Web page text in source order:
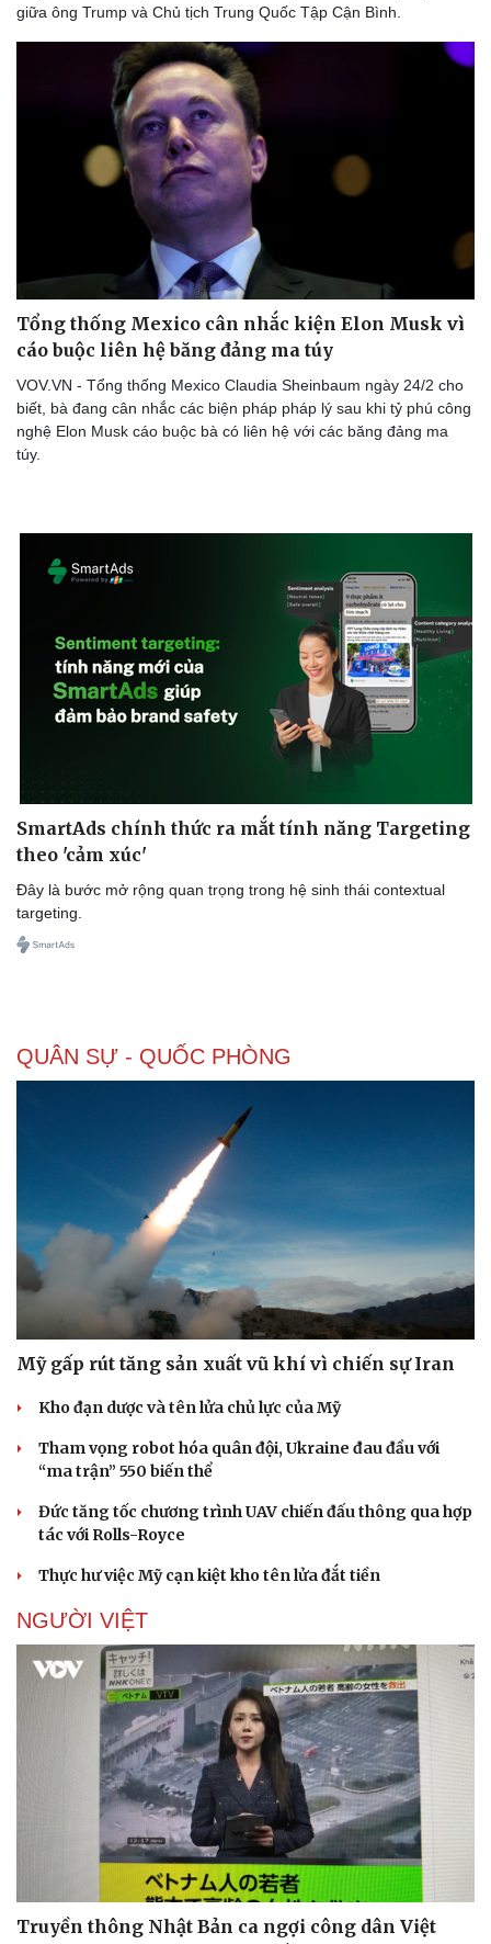
Văn hóa
Sân khấu - Điện ảnh
Văn học
Âm nhạc
Giải trí
Nghệ sĩ
Thời trang
Sao Việt
giữa ông Trump và Chủ tịch Trung Quốc Tập Cận Bình.
Tổng thống Mexico cân nhắc kiện Elon Musk vì
cáo buộc liên hệ băng đảng ma túy
VOV.VN - Tổng thống Mexico Claudia Sheinbaum ngày 24/2 cho
biết, bà đang cân nhắc các biện pháp pháp lý sau khi tỷ phú công
nghệ Elon Musk cáo buộc bà có liên hệ với các băng đảng ma
túy.
SmartAds chính thức ra mắt tính năng Targeting
theo 'cảm xúc'
Đây là bước mở rộng quan trọng trong hệ sinh thái contextual
targeting.
QUÂN SỰ - QUỐC PHÒNG
Mỹ gấp rút tăng sản xuất vũ khí vì chiến sự Iran
Kho đạn dược và tên lửa chủ lực của Mỹ
Tham vọng robot hóa quân đội, Ukraine đau đầu với
“ma trận” 550 biến thể
Đức tăng tốc chương trình UAV chiến đấu thông qua hợp
tác với Rolls-Royce
Thực hư việc Mỹ cạn kiệt kho tên lửa đắt tiền
NGƯỜI VIỆT
Truyền thông Nhật Bản ca ngợi công dân Việt